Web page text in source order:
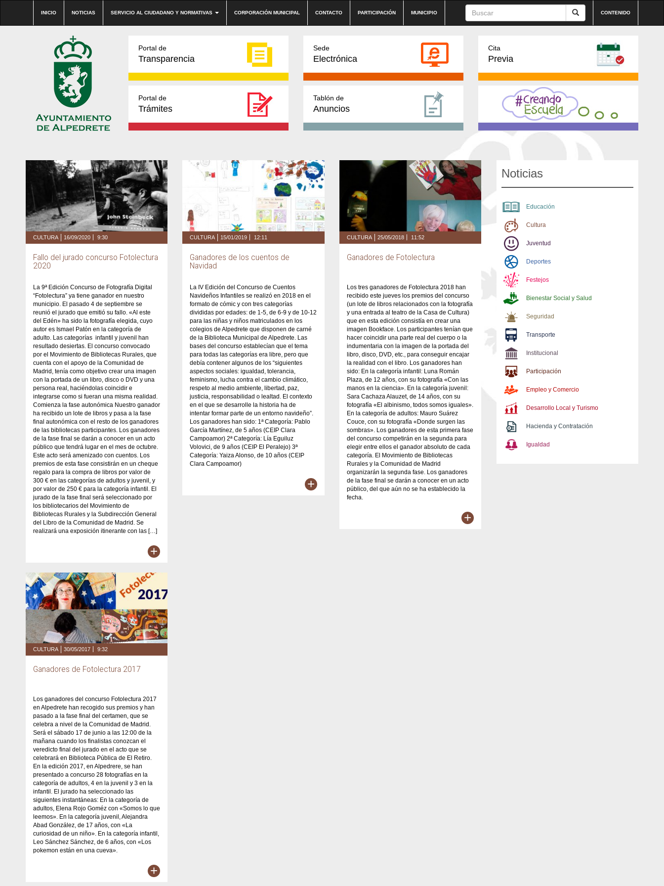
INICIO NOTICIAS SERVICIO AL CIUDADANO Y NORMATIVAS CORPORACIÓN MUNICIPAL CONTACTO PARTICIPACIÓN MUNICIPIO CONTENIDO
Portal de
Transparencia
Sede
Electrónica
Cita
Previa
Portal de
Trámites
Tablón de
Anuncios
CULTURA 16/09/2020 9:30
Fallo del jurado concurso Fotolectura
2020
La 9ª Edición Concurso de Fotografía Digital
“Fotolectura” ya tiene ganador en nuestro
municipio. El pasado 4 de septiembre se
reunió el jurado que emitió su fallo. «Al este
del Edén» ha sido la fotografía elegida, cuyo
autor es Ismael Patón en la categoría de
adulto. Las categorías infantil y juvenil han
resultado desiertas. El concurso convocado
por el Movimiento de Bibliotecas Rurales, que
cuenta con el apoyo de la Comunidad de
Madrid, tenía como objetivo crear una imagen
con la portada de un libro, disco o DVD y una
persona real, haciéndolas coincidir e
integrarse como si fueran una misma realidad.
Comienza la fase autonómica Nuestro ganador
ha recibido un lote de libros y pasa a la fase
final autonómica con el resto de los ganadores
de las bibliotecas participantes. Los ganadores
de la fase final se darán a conocer en un acto
público que tendrá lugar en el mes de octubre.
Este acto será amenizado con cuentos. Los
premios de esta fase consistirán en un cheque
regalo para la compra de libros por valor de
300 € en las categorías de adultos y juvenil, y
por valor de 250 € para la categoría infantil. El
jurado de la fase final será seleccionado por
los bibliotecarios del Movimiento de
Bibliotecas Rurales y la Subdirección General
del Libro de la Comunidad de Madrid. Se
realizará una exposición itinerante con las […]
+
CULTURA 15/01/2019 12:11
Ganadores de los cuentos de
Navidad
La IV Edición del Concurso de Cuentos
Navideños Infantiles se realizó en 2018 en el
formato de cómic y con tres categorías
divididas por edades: de 1-5, de 6-9 y de 10-12
para las niñas y niños matriculados en los
colegios de Alpedrete que disponen de carné
de la Biblioteca Municipal de Alpedrete. Las
bases del concurso establecían que el tema
para todas las categorías era libre, pero que
debía contener algunos de los “siguientes
aspectos sociales: igualdad, tolerancia,
feminismo, lucha contra el cambio climático,
respeto al medio ambiente, libertad, paz,
justicia, responsabilidad o lealtad. El contexto
en el que se desarrolle la historia ha de
intentar formar parte de un entorno navideño”.
Los ganadores han sido: 1ª Categoría: Pablo
García Martínez, de 5 años (CEIP Clara
Campoamor) 2ª Categoría: Lía Eguiluz
Volovici, de 9 años (CEIP El Peralejo) 3ª
Categoría: Yaiza Alonso, de 10 años (CEIP
Clara Campoamor)
+
CULTURA 25/05/2018 11:52
Ganadores de Fotolectura
Los tres ganadores de Fotolectura 2018 han
recibido este jueves los premios del concurso
(un lote de libros relacionados con la fotografía
y una entrada al teatro de la Casa de Cultura)
que en esta edición consistía en crear una
imagen Bookface. Los participantes tenían que
hacer coincidir una parte real del cuerpo o la
indumentaria con la imagen de la portada del
libro, disco, DVD, etc., para conseguir encajar
la realidad con el libro. Los ganadores han
sido: En la categoría infantil: Luna Román
Plaza, de 12 años, con su fotografía «Con las
manos en la ciencia». En la categoría juvenil:
Sara Cachaza Alauzet, de 14 años, con su
fotografía «El albinismo, todos somos iguales».
En la categoría de adultos: Mauro Suárez
Couce, con su fotografía «Donde surgen las
sombras». Los ganadores de esta primera fase
del concurso competirán en la segunda para
elegir entre ellos el ganador absoluto de cada
categoría. El Movimiento de Bibliotecas
Rurales y la Comunidad de Madrid
organizarán la segunda fase. Los ganadores
de la fase final se darán a conocer en un acto
público, del que aún no se ha establecido la
fecha.
+
CULTURA 30/05/2017 9:32
Ganadores de Fotolectura 2017
Los ganadores del concurso Fotolectura 2017
en Alpedrete han recogido sus premios y han
pasado a la fase final del certamen, que se
celebra a nivel de la Comunidad de Madrid.
Será el sábado 17 de junio a las 12:00 de la
mañana cuando los finalistas conozcan el
veredicto final del jurado en el acto que se
celebrará en Biblioteca Pública de El Retiro.
En la edición 2017, en Alpedrere, se han
presentado a concurso 28 fotografías en la
categoría de adultos, 4 en la juvenil y 3 en la
infantil. El jurado ha seleccionado las
siguientes instantáneas: En la categoría de
adultos, Elena Rojo Goméz con «Somos lo que
leemos». En la categoría juvenil, Alejandra
Abad González, de 17 años, con «La
curiosidad de un niño». En la categoría infantil,
Leo Sánchez Sánchez, de 6 años, con «Los
pokemon están en una cueva».
+
Noticias
Educación
Cultura
Juventud
Deportes
Festejos
Bienestar Social y Salud
Seguridad
Transporte
Institucional
Participación
Empleo y Comercio
Desarrollo Local y Turismo
Hacienda y Contratación
Igualdad